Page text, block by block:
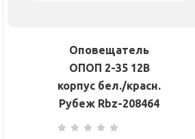
Оповещатель
ОПОП 2-35 12В
корпус бел./красн.
Рубеж Rbz-208464